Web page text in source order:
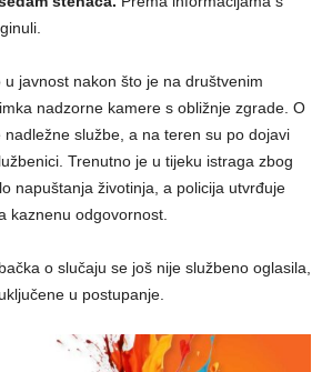
javnost nakon što je na društvenim
nadzorne kamere s obližnje zgrade. O
službe, a na teren su po dojavi
Trenutno je u tijeku istraga zbog
napuštanja životinja, a policija utvrđuje
kaznenu odgovornost.
o slučaju se još nije službeno oglasila,
u postupanje.